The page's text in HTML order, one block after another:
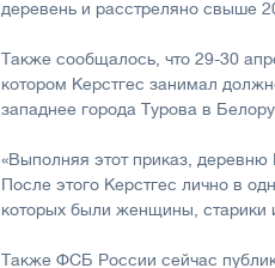
деревень и расстреляно свыше
Также сообщалось, что 29-30
котором Керстгес занимал
западнее города Турова в
«Выполняя этот приказ,
После этого Керстгес лично в
которых были женщины, старики
Также ФСБ России сейчас